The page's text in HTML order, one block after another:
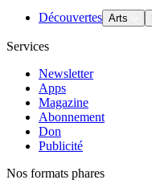
Découvertes Arts
Services
Newsletter
Apps
Magazine
Abonnement
Don
Publicité
Nos formats phares